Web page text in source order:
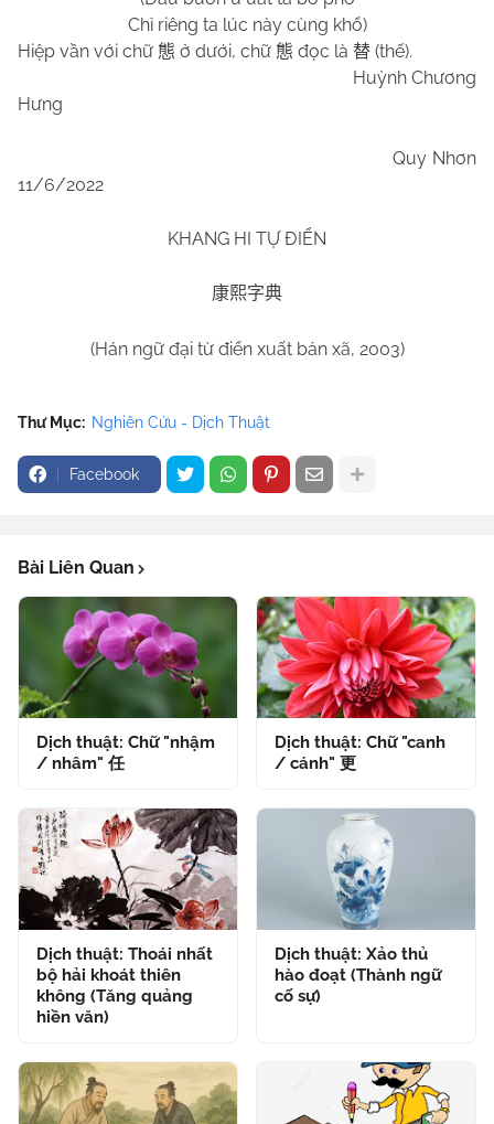
Chỉ riêng ta lúc này cùng khổ)
Hiệp vần với chữ 態 ở dưới, chữ 態 đọc là 替 (thế).
Huỳnh Chương
Hưng
Quy Nhơn
11/6/2022
KHANG HI TỰ ĐIỂN
康熙字典
(Hán ngữ đại từ điển xuất bản xã, 2003)
Thư Mục: Nghiên Cứu - Dịch Thuật
Facebook
Bài Liên Quan
Dịch thuật: Chữ "nhậm
/ nhâm" 任
Dịch thuật: Chữ "canh
/ cánh" 更
Dịch thuật: Thoái nhất
bộ hải khoát thiên
không (Tăng quảng
hiền văn)
Dịch thuật: Xảo thủ
hào đoạt (Thành ngữ
cố sự)